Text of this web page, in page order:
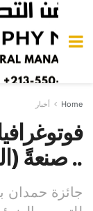
Home أخبار
.. صنعةً
جائزة حمدان